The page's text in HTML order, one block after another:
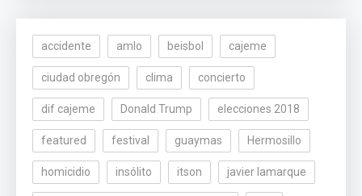
accidente amlo beisbol cajeme
ciudad obregón clima concierto
dif cajeme Donald Trump elecciones 2018
featured festival guaymas Hermosillo
homicidio insólito itson javier lamarque